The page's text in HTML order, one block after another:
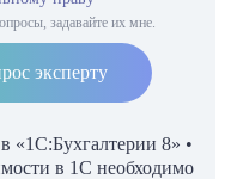
задавайте их мне.
эксперту
«1С:Бухгалтерии 8» •
в 1С необходимо